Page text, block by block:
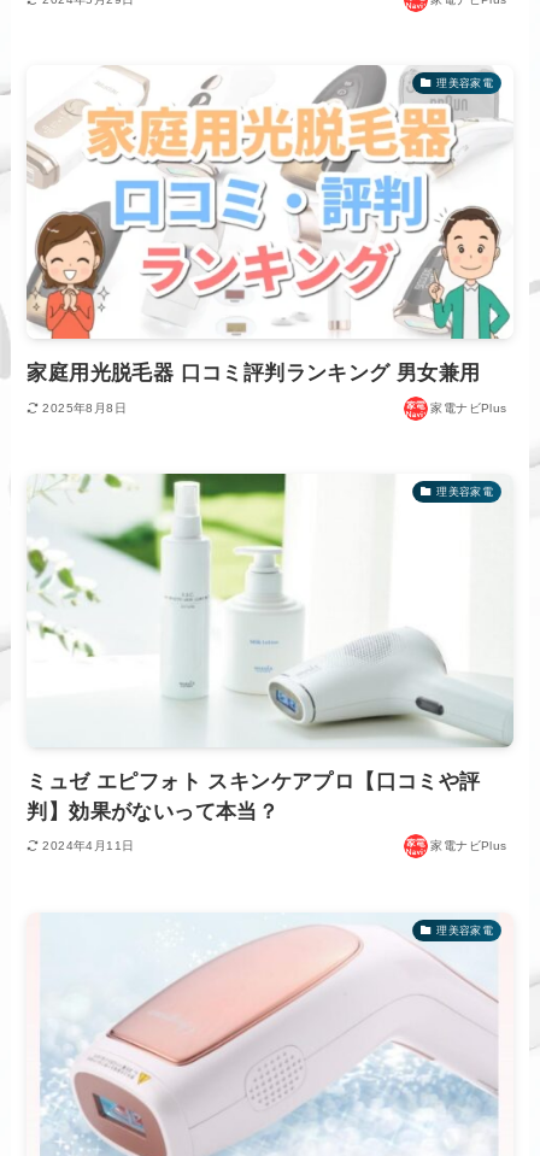
理美容家電
家庭用光脱毛器 口コミ評判ランキング 男女兼用
2025年8月8日 家電ナビPlus
理美容家電
ミュゼ エピフォト スキンケアプロ【口コミや評
判】効果がないって本当？
2024年4月11日 家電ナビPlus
理美容家電